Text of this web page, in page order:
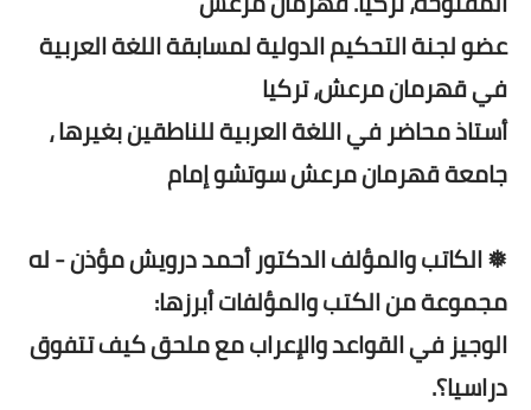
عضو لجنة التحكيم الدولية لمسابقة اللغة العربية
في قهرمان مرعش، تركيا
أستاذ محاضر في اللغة العربية للناطقين بغيرها ،
جامعة قهرمان مرعش سوتشو إمام
❅ الكاتب والمؤلف الدكتور أحمد درويش مؤذن - له
مجموعة من الكتب والمؤلفات أبرزها:
الوجيز في القواعد والإعراب مع ملحق كيف تتفوق
دراسيا؟.